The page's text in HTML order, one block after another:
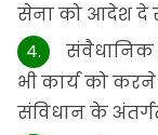
सेना को आदेश दे
संवैधानिक
भी कार्य को
संविधान के